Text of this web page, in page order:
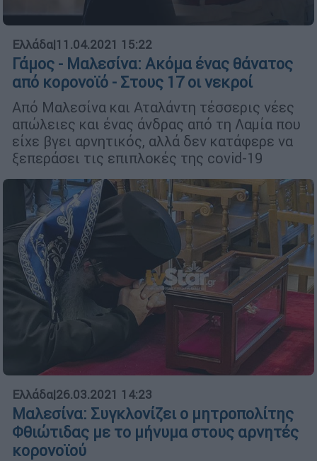
Ελλάδα|11.04.2021 15:22
Γάμος - Μαλεσίνα: Aκόμα ένας θάνατος
από κορονοϊό - Στους 17 οι νεκροί
Από Μαλεσίνα και Αταλάντη τέσσερις νέες
απώλειες και ένας άνδρας από τη Λαμία που
είχε βγει αρνητικός, αλλά δεν κατάφερε να
ξεπεράσει τις επιπλοκές της covid-19
Ελλάδα|26.03.2021 14:23
Μαλεσίνα: Συγκλονίζει ο μητροπολίτης
Φθιώτιδας με το μήνυμα στους αρνητές
κορονοϊού